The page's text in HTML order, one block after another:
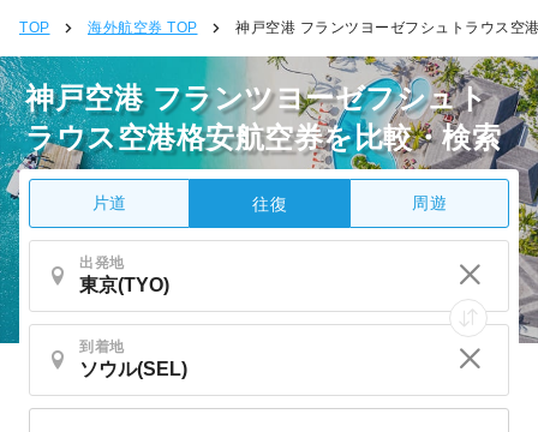
TOP 海外航空券 TOP 神戸空港 フランツヨーゼフシュトラウス空
神戸空港 フランツヨーゼフシュト
ラウス空港格安航空券を比較・検索
片道 往復 周遊
出発地
到着地